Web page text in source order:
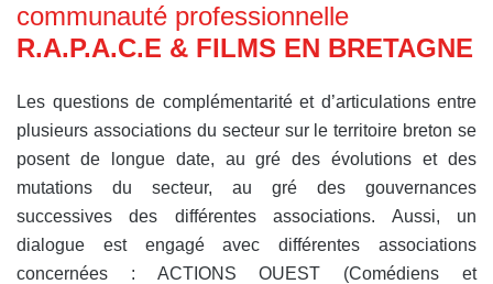
communauté professionnelle
R.A.P.A.C.E & FILMS EN BRETAGNE
Les questions de complémentarité et d’articulations entre
plusieurs associations du secteur sur le territoire breton se
posent de longue date, au gré des évolutions et des
mutations du secteur, au gré des gouvernances
successives des différentes associations. Aussi, un
dialogue est engagé avec différentes associations
concernées : ACTIONS OUEST (Comédiens et